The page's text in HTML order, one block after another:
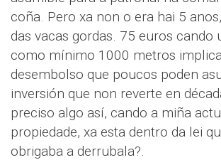
coña. Pero xa non o era hai 5
das vacas gordas. 75 euros cando
como mínimo 1000 metros
desembolso que poucos poden
inversión que non reverte en
preciso algo así, cando a miña
propiedade, xa esta dentro da lei
obrigaba a derrubala?.